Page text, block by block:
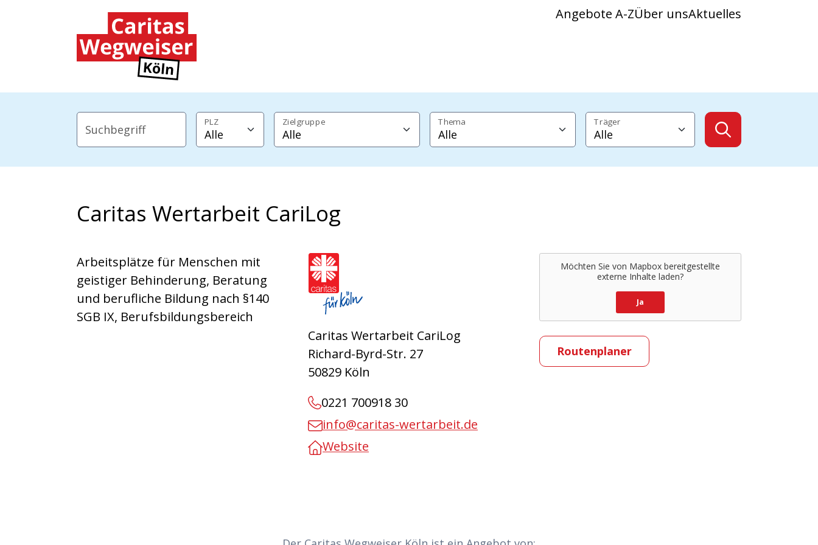
Zur Startseite navigieren Angebote A-ZÜber unsAktuelles
Suchbegriff
PLZ Zielgruppe Thema Träger
Angebote
Caritas Wertarbeit CariLog
Arbeitsplätze für Menschen mit
geistiger Behinderung, Beratung
und berufliche Bildung nach §140
SGB IX, Berufsbildungsbereich
Caritasverband für die Stadt Köln e.V.
Caritas Wertarbeit CariLog
Richard-Byrd-Str. 27
50829 Köln
0221 700918 30
info@caritas-wertarbeit.de
Website
Möchten Sie von Mapbox bereitgestellte
externe Inhalte laden?
Ja
Routenplaner